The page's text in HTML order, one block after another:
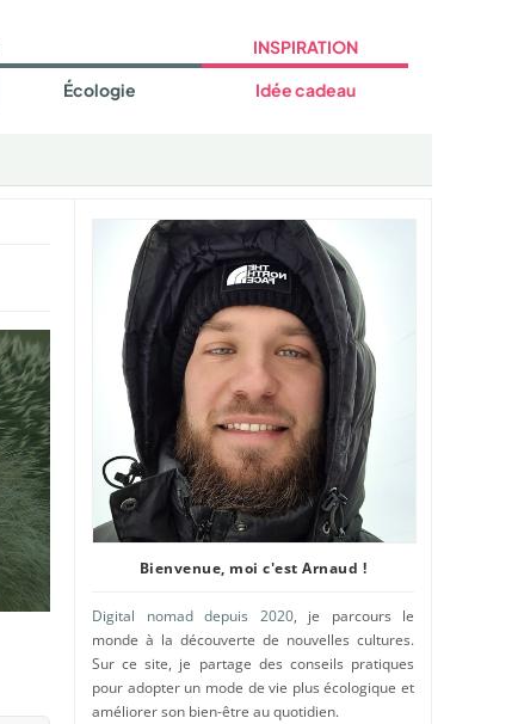
Écologie
INSPIRATION
Idée cadeau
Bienvenue, moi c'est Arnaud !
Digital nomad depuis 2020, je parcours le
monde à la découverte de nouvelles cultures.
Sur ce site, je partage des conseils pratiques
pour adopter un mode de vie plus écologique et
améliorer son bien-être au quotidien.